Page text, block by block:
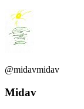
@midavmidav
Midav